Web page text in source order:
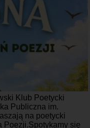
Klub Poetycki
Publiczna im.
na poetycki
Poezji.Spotykamy się